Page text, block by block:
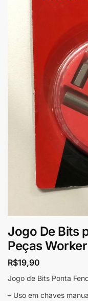
Jogo De Bits
Peças Worker
R$19,90
Jogo de Bits Ponta
– Uso em chaves